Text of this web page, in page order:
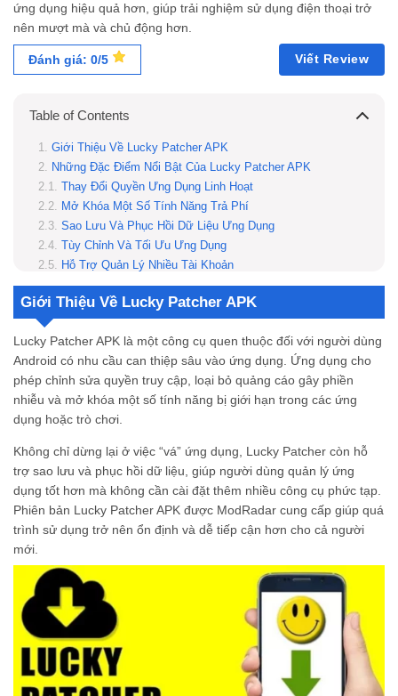
ứng dụng hiệu quả hơn, giúp trải nghiệm sử dụng điện thoại trở
nên mượt mà và chủ động hơn.
Đánh giá: 0/5 Viết Review
Table of Contents
Giới Thiệu Về Lucky Patcher APK
Những Đặc Điểm Nổi Bật Của Lucky Patcher APK
Thay Đổi Quyền Ứng Dụng Linh Hoạt
Mở Khóa Một Số Tính Năng Trả Phí
Sao Lưu Và Phục Hồi Dữ Liệu Ứng Dụng
Tùy Chỉnh Và Tối Ưu Ứng Dụng
Hỗ Trợ Quản Lý Nhiều Tài Khoản
Các Tính Năng MOD Trong Lucky Patcher APK
Hướng dẫn cách sử dụng Lucky Patcher Apk
Tải ngay Lucky Patcher APK tại MODRADAR Miễn Phí
Lucky Patcher hỗ trợ những ngôn ngữ nào?
Tôi có thể sử dụng Lucky Patcher để mở khóa tất cả các ứng dụng trả phí không?
Tại sao tôi không thể cài đặt Lucky Patcher?
Giới Thiệu Về Lucky Patcher APK
Lucky Patcher APK là một công cụ quen thuộc đối với người dùng
Android có nhu cầu can thiệp sâu vào ứng dụng. Ứng dụng cho
phép chỉnh sửa quyền truy cập, loại bỏ quảng cáo gây phiền
nhiễu và mở khóa một số tính năng bị giới hạn trong các ứng
dụng hoặc trò chơi.
Không chỉ dừng lại ở việc “vá” ứng dụng, Lucky Patcher còn hỗ
trợ sao lưu và phục hồi dữ liệu, giúp người dùng quản lý ứng
dụng tốt hơn mà không cần cài đặt thêm nhiều công cụ phức tạp.
Phiên bản Lucky Patcher APK được ModRadar cung cấp giúp quá
trình sử dụng trở nên ổn định và dễ tiếp cận hơn cho cả người
mới.